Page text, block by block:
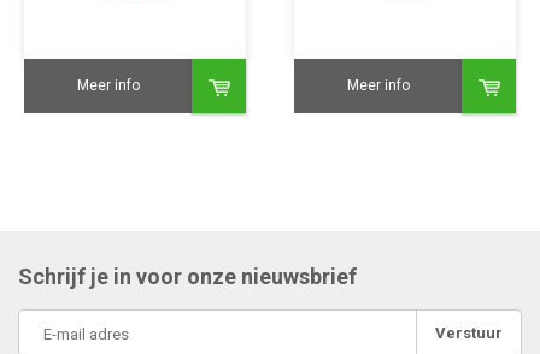
Meer info Meer info
Schrijf je in voor onze nieuwsbrief
Verstuur